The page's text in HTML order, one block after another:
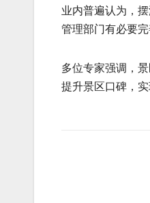
业内普遍认为，
管理部门有必要
多位专家强调，
提升景区口碑，实